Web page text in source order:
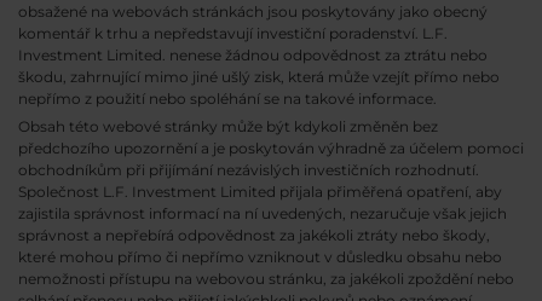
obsažené na webovách stránkách jsou poskytovány jako obecný
komentář k trhu a nepředstavují investiční poradenství. L.F.
Investment Limited. nenese žádnou odpovědnost za ztrátu nebo
škodu, zahrnující mimo jiné ušlý zisk, která může vzejít přímo nebo
nepřímo z použití nebo spoléhání se na takové informace.
Obsah této webové stránky může být kdykoli změněn bez
předchozího upozornění a je poskytován výhradně za účelem pomoci
obchodníkům při přijímání nezávislých investičních rozhodnutí.
Společnost L.F. Investment Limited přijala přiměřená opatření, aby
zajistila správnost informací na ní uvedených, nezaručuje však jejich
správnost a nepřebírá odpovědnost za jakékoli ztráty nebo škody,
které mohou přímo či nepřímo vzniknout v důsledku obsahu nebo
nemožnosti přístupu na webovou stránku, za jakékoli zpoždění nebo